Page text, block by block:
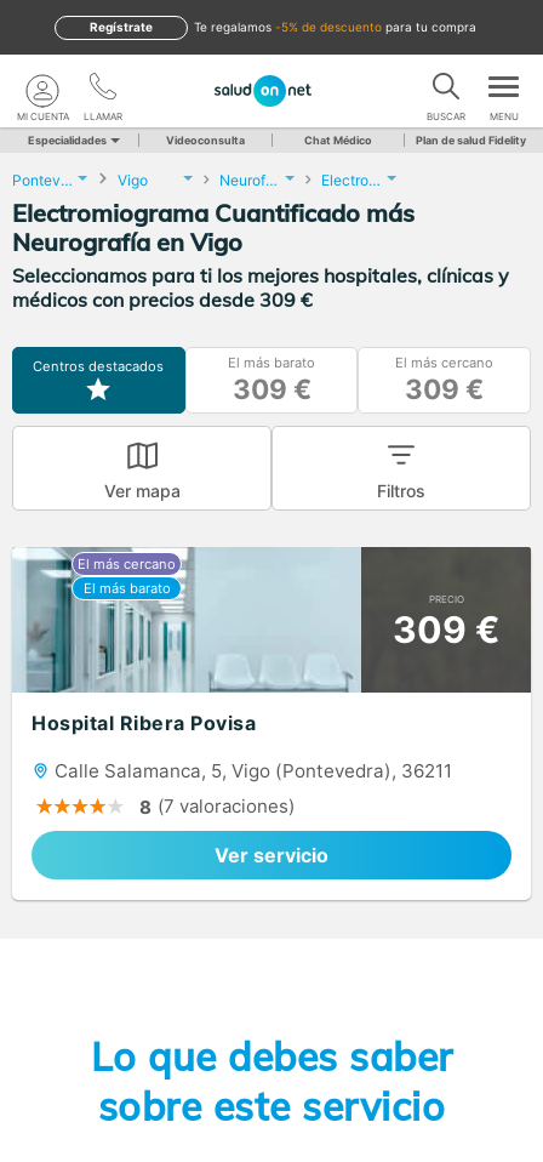
te regalamos -5% de descuento para tu compra
Regístrate
LLAMAR
MI CUENTA BUSCAR MENU
Especialidades Videoconsulta Chat Médico Plan de salud Fidelity
Pontevedra Vigo Neurofisiología Clínica Electromiograma Cuantificado más Neurografía
Electromiograma Cuantificado más
Neurografía en Vigo
Seleccionamos para ti los mejores hospitales, clínicas y
médicos con precios desde 309 €
Centros destacados El más barato
309 €
El más cercano
309 €
Ver mapa Filtros
PRECIO
309 €
Hospital Ribera Povisa
Calle Salamanca, 5, Vigo (Pontevedra), 36211
8 (7 valoraciones)
Ver servicio
Lo que debes saber
sobre este servicio